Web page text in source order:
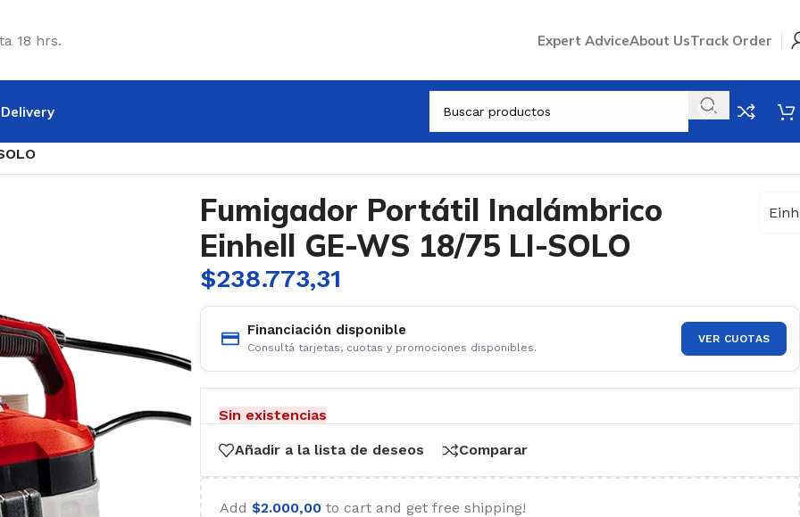
18 hrs. Expert AdviceAbout UsTrack Order
/
Fumigador Portátil Inalámbrico
Einhell GE-WS 18/75 LI-SOLO
$238.773,31
Financiación disponible
Consultá tarjetas, cuotas y promociones disponibles.
VER CUOTAS
Sin existencias
Añadir a la lista de deseos Comparar
Add $2.000,00 to cart and get free shipping!